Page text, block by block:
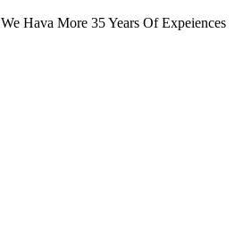
We Hava More 35 Years Of Expeiences